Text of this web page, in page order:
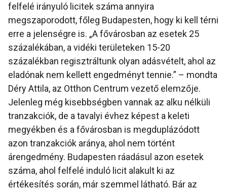
felfelé irányuló licitek száma annyira
megszaporodott, főleg Budapesten, hogy ki kell térni
erre a jelenségre is. „A fővárosban az esetek 25
százalékában, a vidéki területeken 15-20
százalékban regisztráltunk olyan adásvételt, ahol az
eladónak nem kellett engedményt tennie.” – mondta
Déry Attila, az Otthon Centrum vezető elemzője.
Jelenleg még kisebbségben vannak az alku nélküli
tranzakciók, de a tavalyi évhez képest a keleti
megyékben és a fővárosban is megduplázódott
azon tranzakciók aránya, ahol nem történt
árengedmény. Budapesten ráadásul azon esetek
száma, ahol felfelé induló licit alakult ki az
értékesítés során, már szemmel látható. Bár az